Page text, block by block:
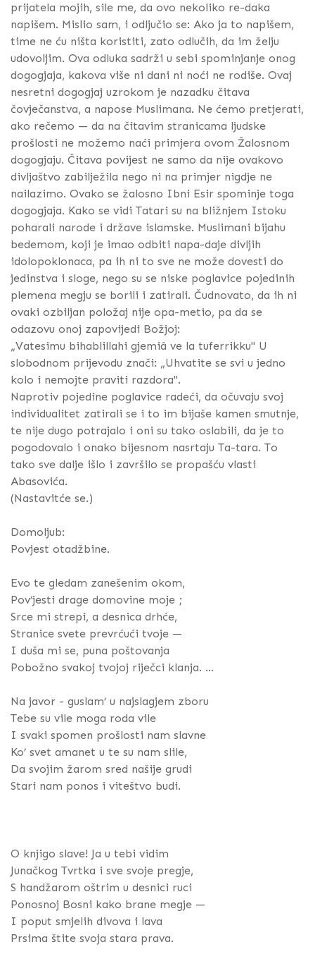
prijatela mojih, sile me, da ovo nekoliko re-daka
napišem. Mislio sam, i odljučio se: Ako ja to napišem,
time ne ću ništa koristiti, zato odlučih, da im želju
udovoljim. Ova odluka sadrži u sebi spominjanje onog
dogogjaja, kakova više ni dani ni noći ne rodiše. Ovaj
nesretni dogogjaj uzrokom je nazadku čitava
čovječanstva, a napose Muslimana. Ne ćemo pretjerati,
ako rečemo — da na čitavim stranicama ljudske
prošlosti ne možemo naći primjera ovom Žalosnom
dogogjaju. Čitava povijest ne samo da nije ovakovo
divljaštvo zabilježila nego ni na primjer nigdje ne
nailazimo. Ovako se žalosno Ibni Esir spominje toga
dogogjaja. Kako se vidi Tatari su na bližnjem Istoku
poharali narode i države islamske. Muslimani bijahu
bedemom, koji je imao odbiti napa-daje divljih
idolopoklonaca, pa ih ni to sve ne može dovesti do
jedinstva i sloge, nego su se niske poglavice pojedinih
plemena megju se borili i zatirali. Čudnovato, da ih ni
ovaki ozbiljan položaj nije opa-metio, pa da se
odazovu onoj zapovijedi Božjoj:
„Vatesimu bihablillahi gjemiâ ve la tuferrikku" U
slobodnom prijevodu znači: „Uhvatite se svi u jedno
kolo i nemojte praviti razdora".
Naprotiv pojedine poglavice radeći, da očuvaju svoj
individualitet zatirali se i to im bijaše kamen smutnje,
te nije dugo potrajalo i oni su tako oslabili, da je to
pogodovalo i onako bijesnom nasrtaju Ta-tara. To
tako sve dalje išlo i završilo se propašću vlasti
Abasovića.
(Nastavitće se.)
Domoljub:
Povjest otadžbine.
Evo te gledam zanešenim okom,
Pov’jesti drage domovine moje ;
Srce mi strepi, a desnica drhće,
Stranice svete prevrćući tvoje —
I duša mi se, puna poštovanja
Pobožno svakoj tvojoj riječci klanja. ...
Na javor - guslam’ u najslagjem zboru
Tebe su vile moga roda vile
I svaki spomen prošlosti nam slavne
Ko’ svet amanet u te su nam slile,
Da svojim žarom sred našije grudi
Stari nam ponos i viteštvo budi.
O knjigo slave! Ja u tebi vidim
Junačkog Tvrtka i sve svoje pregje,
S handžarom oštrim u desnici ruci
Ponosnoj Bosni kako brane megje —
I poput smjelih divova i lava
Prsima štite svoja stara prava.